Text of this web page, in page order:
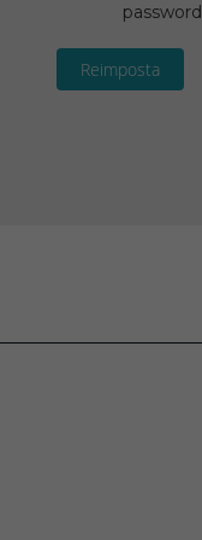
password
Reimposta